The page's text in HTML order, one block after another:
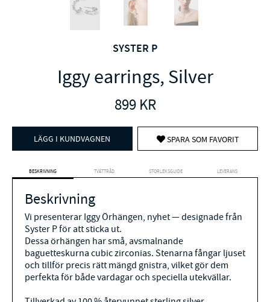
SYSTER P
Iggy earrings, Silver
899KR
LÄGG I KUNDVAGNEN SPARA SOM FAVORIT
BESKRIVNING TVÄTTRÅD STORLEKSGUIDE LEVERANS
Beskrivning
Vi presenterar Iggy Örhängen, nyhet — designade från
Syster P för att sticka ut.
Dessa örhängen har små, avsmalnande
baguetteskurna cubic zirconias. Stenarna fångar ljuset
och tillför precis rätt mängd gnistra, vilket gör dem
perfekta för både vardagar och speciella utekvällar.